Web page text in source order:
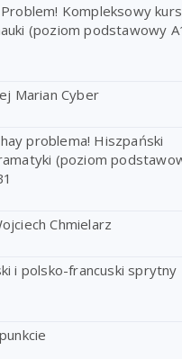
Kompleksowy
(poziom podstawowy
Marian Cyber
problema! Hiszpański
(poziom
Chmielarz
i polsko-francuski sprytny